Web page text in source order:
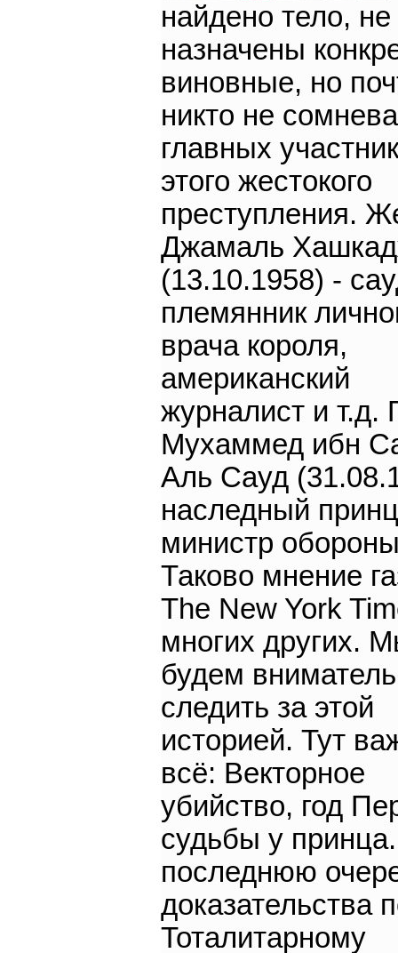
найдено тело, не
назначены
виновные, но
никто не
главных
этого жестокого
преступления.
Джамаль
(13.10.1958) -
племянник
врача короля,
американский
журналист и т.д.
Мухаммед ибн
Аль Сауд
наследный
министр
Таково мнение
The New York
многих других.
будем
следить за этой
историей. Тут
всё: Векторное
убийство, год
судьбы у
последнюю
доказательства
Тоталитарному